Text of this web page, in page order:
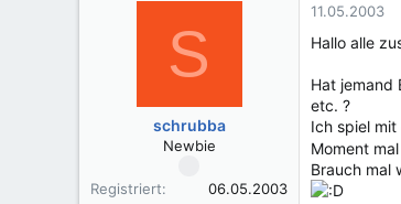
l
t
a
S
schrubba
Newbie
Registriert
06.05.2003
11.05.2003
Hallo alle
Hat jemand
etc. ?
Ich spiel
Moment
Brauch mal